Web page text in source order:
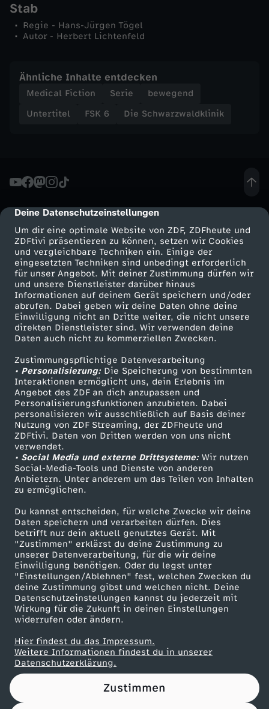
cmp-dialog-description
Deine Datenschutzeinstellungen
Um dir eine optimale Website von ZDF, ZDFheute und
ZDFtivi präsentieren zu können, setzen wir Cookies
und vergleichbare Techniken ein. Einige der
eingesetzten Techniken sind unbedingt erforderlich
für unser Angebot. Mit deiner Zustimmung dürfen wir
und unsere Dienstleister darüber hinaus
Informationen auf deinem Gerät speichern und/oder
abrufen. Dabei geben wir deine Daten ohne deine
Einwilligung nicht an Dritte weiter, die nicht unsere
direkten Dienstleister sind. Wir verwenden deine
Daten auch nicht zu kommerziellen Zwecken.
Zustimmungspflichtige Datenverarbeitung
• Personalisierung:Die Speicherung von bestimmten
Interaktionen ermöglicht uns, dein Erlebnis im
Angebot des ZDF an dich anzupassen und
Personalisierungsfunktionen anzubieten. Dabei
personalisieren wir ausschließlich auf Basis deiner
Nutzung von ZDF Streaming, der ZDFheute und
ZDFtivi. Daten von Dritten werden von uns nicht
verwendet.
• Social Media und externe Drittsysteme:Wir nutzen
Social-Media-Tools und Dienste von anderen
Anbietern. Unter anderem um das Teilen von Inhalten
zu ermöglichen.
Du kannst entscheiden, für welche Zwecke wir deine
Daten speichern und verarbeiten dürfen. Dies
betrifft nur dein aktuell genutztes Gerät. Mit
"Zustimmen" erklärst du deine Zustimmung zu
unserer Datenverarbeitung, für die wir deine
Einwilligung benötigen. Oder du legst unter
"Einstellungen/Ablehnen" fest, welchen Zwecken du
deine Zustimmung gibst und welchen nicht. Deine
Datenschutzeinstellungen kannst du jederzeit mit
Wirkung für die Zukunft in deinen Einstellungen
widerrufen oder ändern.
Hier findest du das Impressum.
Weitere Informationen findest du in unserer
Datenschutzerklärung.
Zustimmen
-
A
u
f
b
e
n
u
n
d
T
o
d
Stab
Regie - Hans-Jürgen Tögel
Autor - Herbert Lichtenfeld
Ähnliche Inhalte entdecken
Medical Fiction Serie
bewegend
Untertitel
FSK 6 Die Schwarzwaldklinik
Mehr ZDF
ZDF-Apps
Smart TV
ZDFtext
Livestreams
Sendungen A-Z
TV-Programm
Service
ZDFmitreden
Kontakt zum ZDF
Tickets
Zuschauerservice
Hilfe
ZDF Unternehmen
Karriere
ZDF goes Schule
Werbefernsehen
Mainzelmännchen
Partner